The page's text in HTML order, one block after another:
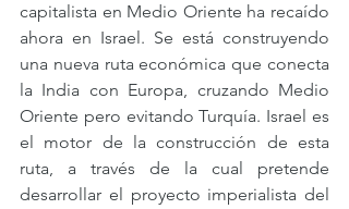
capitalista en Medio Oriente ha recaído
ahora en Israel. Se está construyendo
una nueva ruta económica que conecta
la India con Europa, cruzando Medio
Oriente pero evitando Turquía. Israel es
el motor de la construcción de esta
ruta, a través de la cual pretende
desarrollar el proyecto imperialista del